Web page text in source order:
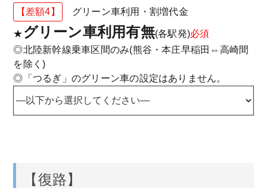
【差額4】 グリーン車利用・割増代金
★ グリーン車利用有無(各駅発)必須
◎北陸新幹線乗車区間のみ(熊谷・本庄早稲田⇔高崎間
を除く)
◎「つるぎ」のグリーン車の設定はありません。
【復路】